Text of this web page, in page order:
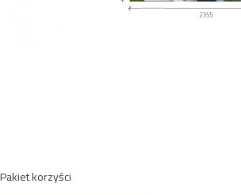
Pakiet korzyści